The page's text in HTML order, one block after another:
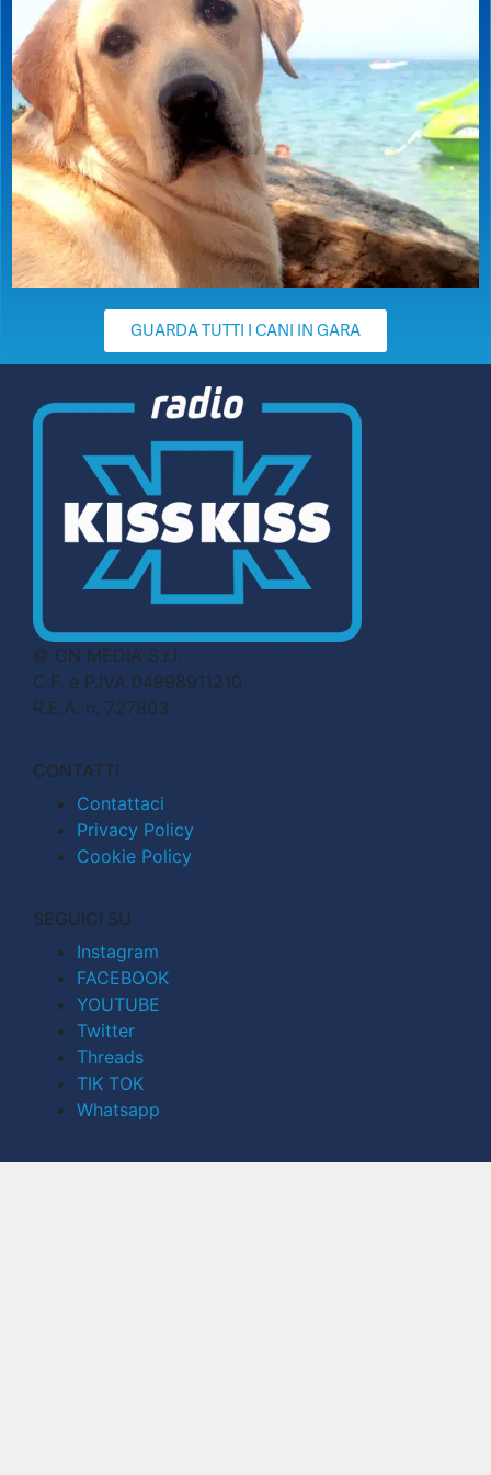
GUARDA TUTTI I CANI IN GARA
© CN MEDIA S.r.l.
C.F. e P.IVA 04998911210
R.E.A. n. 727803
CONTATTI
Contattaci
Privacy Policy
Cookie Policy
SEGUICI SU
Instagram
FACEBOOK
YOUTUBE
Twitter
Threads
TIK TOK
Whatsapp